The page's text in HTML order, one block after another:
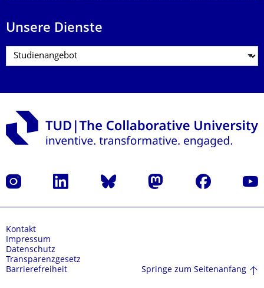
Unsere Dienste
Instagram LinkedIn Bluesky Mastodon Facebook
Kontakt
Impressum
Datenschutz
Transparenzgesetz
Barrierefreiheit
Springe zum Seitenanfang